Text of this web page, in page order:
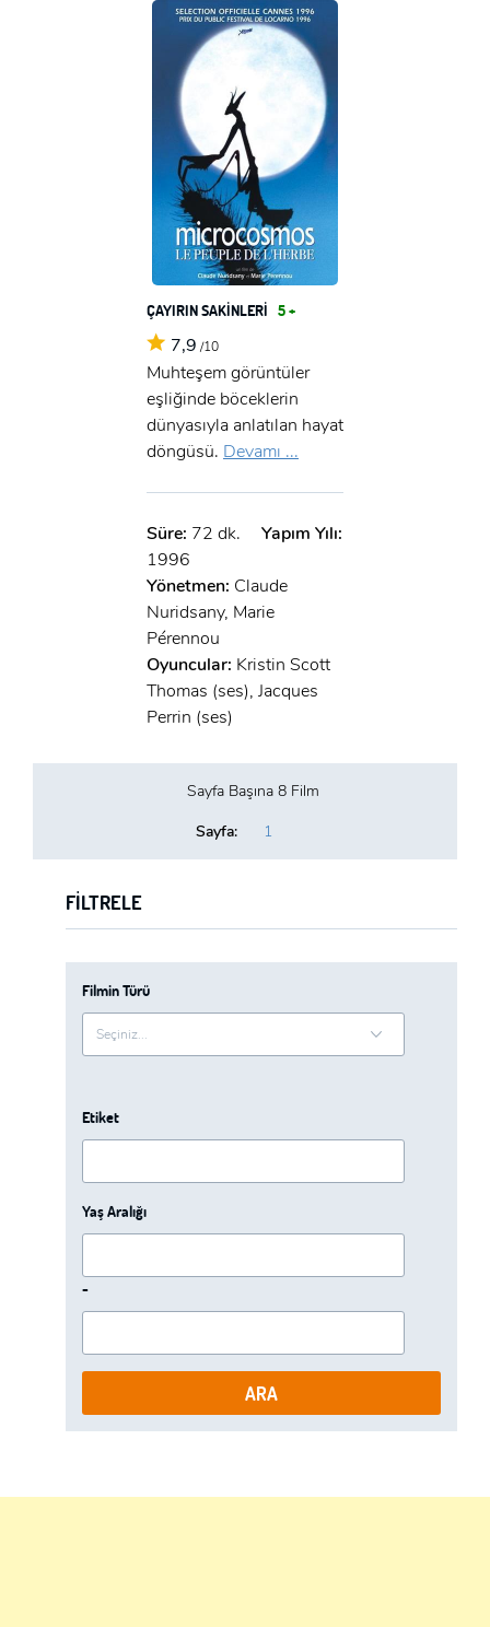
Beni Hatırla Şifremi Unuttum ?
GIRIŞ
ÜYE OL
GIRIŞ
ÇAYIRIN SAKİNLERİ 5 +
7,9 /10
Muhteşem görüntüler
eşliğinde böceklerin
dünyasıyla anlatılan hayat
döngüsü. Devamı ...
Süre: 72 dk.
Yapım Yılı:
1996
Yönetmen: Claude
Nuridsany, Marie
Pérennou
Oyuncular: Kristin Scott
Thomas (ses), Jacques
Perrin (ses)
Sayfa Başına 8 Film
Sayfa:
1
FILTRELE
Filmin Türü
Etiket
Yaş Aralığı
-